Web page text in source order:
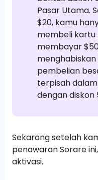
Pasar Utama.
$20, kamu
membeli kartu
membayar
menghabiskan
pembelian
terpisah
dengan diskon
Sekarang setelah
penawaran Sorare
aktivasi.